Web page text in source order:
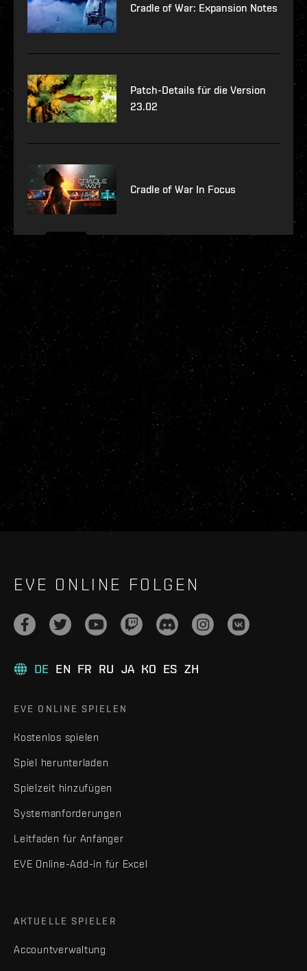
Cradle of War: Expansion Notes
Patch-Details für die Version
23.02
Cradle of War In Focus
EVE ONLINE FOLGEN
DE EN FR RU JA KO ES ZH
EVE ONLINE SPIELEN
Kostenlos spielen
Spiel herunterladen
Spielzeit hinzufügen
Systemanforderungen
Leitfaden für Anfänger
EVE Online-Add-in für Excel
AKTUELLE SPIELER
Accountverwaltung